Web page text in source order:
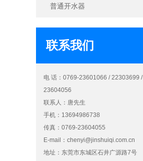
普通开水器
联系我们
电 话：0769-23601066 / 22303699 /
23604056
联系人：唐先生
手机：13694986738
传真：0769-23604055
E-mail： chenyi@jinshuiqi.com.cn
地址：东莞市东城区石井广源路7号